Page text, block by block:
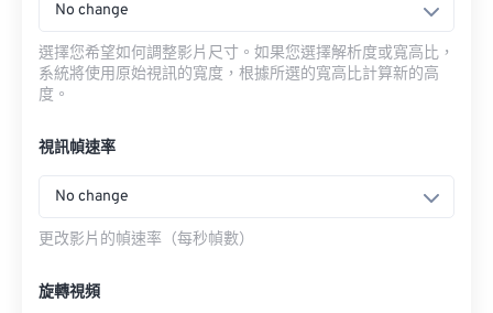
No change
選擇您希望如何調整影片尺寸。如果您選擇解析度或寬高比，
系統將使用原始視訊的寬度，根據所選的寬高比計算新的高
度。
視訊幀速率
No change
更改影片的幀速率（每秒幀數）
旋轉視頻